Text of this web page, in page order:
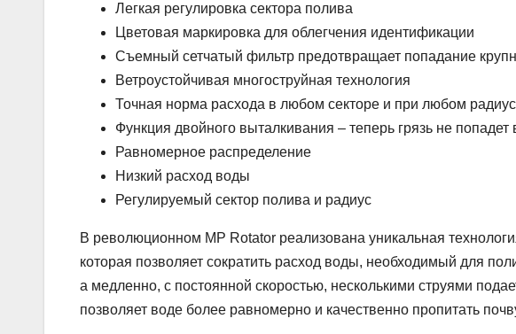
Легкая регулировка сектора полива
Цветовая маркировка для облегчения идентификации
Съемный сетчатый фильтр предотвращает попадание
Ветроустойчивая многоструйная технология
Точная норма расхода в любом секторе и при любом
Функция двойного выталкивания – теперь грязь не попадет
Равномерное распределение
Низкий расход воды
Регулируемый сектор полива и радиус
В революционном MP Rotator реализована уникальная
которая позволяет сократить расход воды, необходимый для
а медленно, с постоянной скоростью, несколькими струями
позволяет воде более равномерно и качественно пропитать